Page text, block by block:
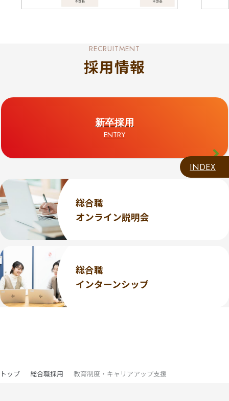
INDEX
RECRUITMENT
採用情報
新卒採用
ENTRY
総合職
オンライン説明会
総合職
インターンシップ
トップ 総合職採用 教育制度・キャリアアップ支援